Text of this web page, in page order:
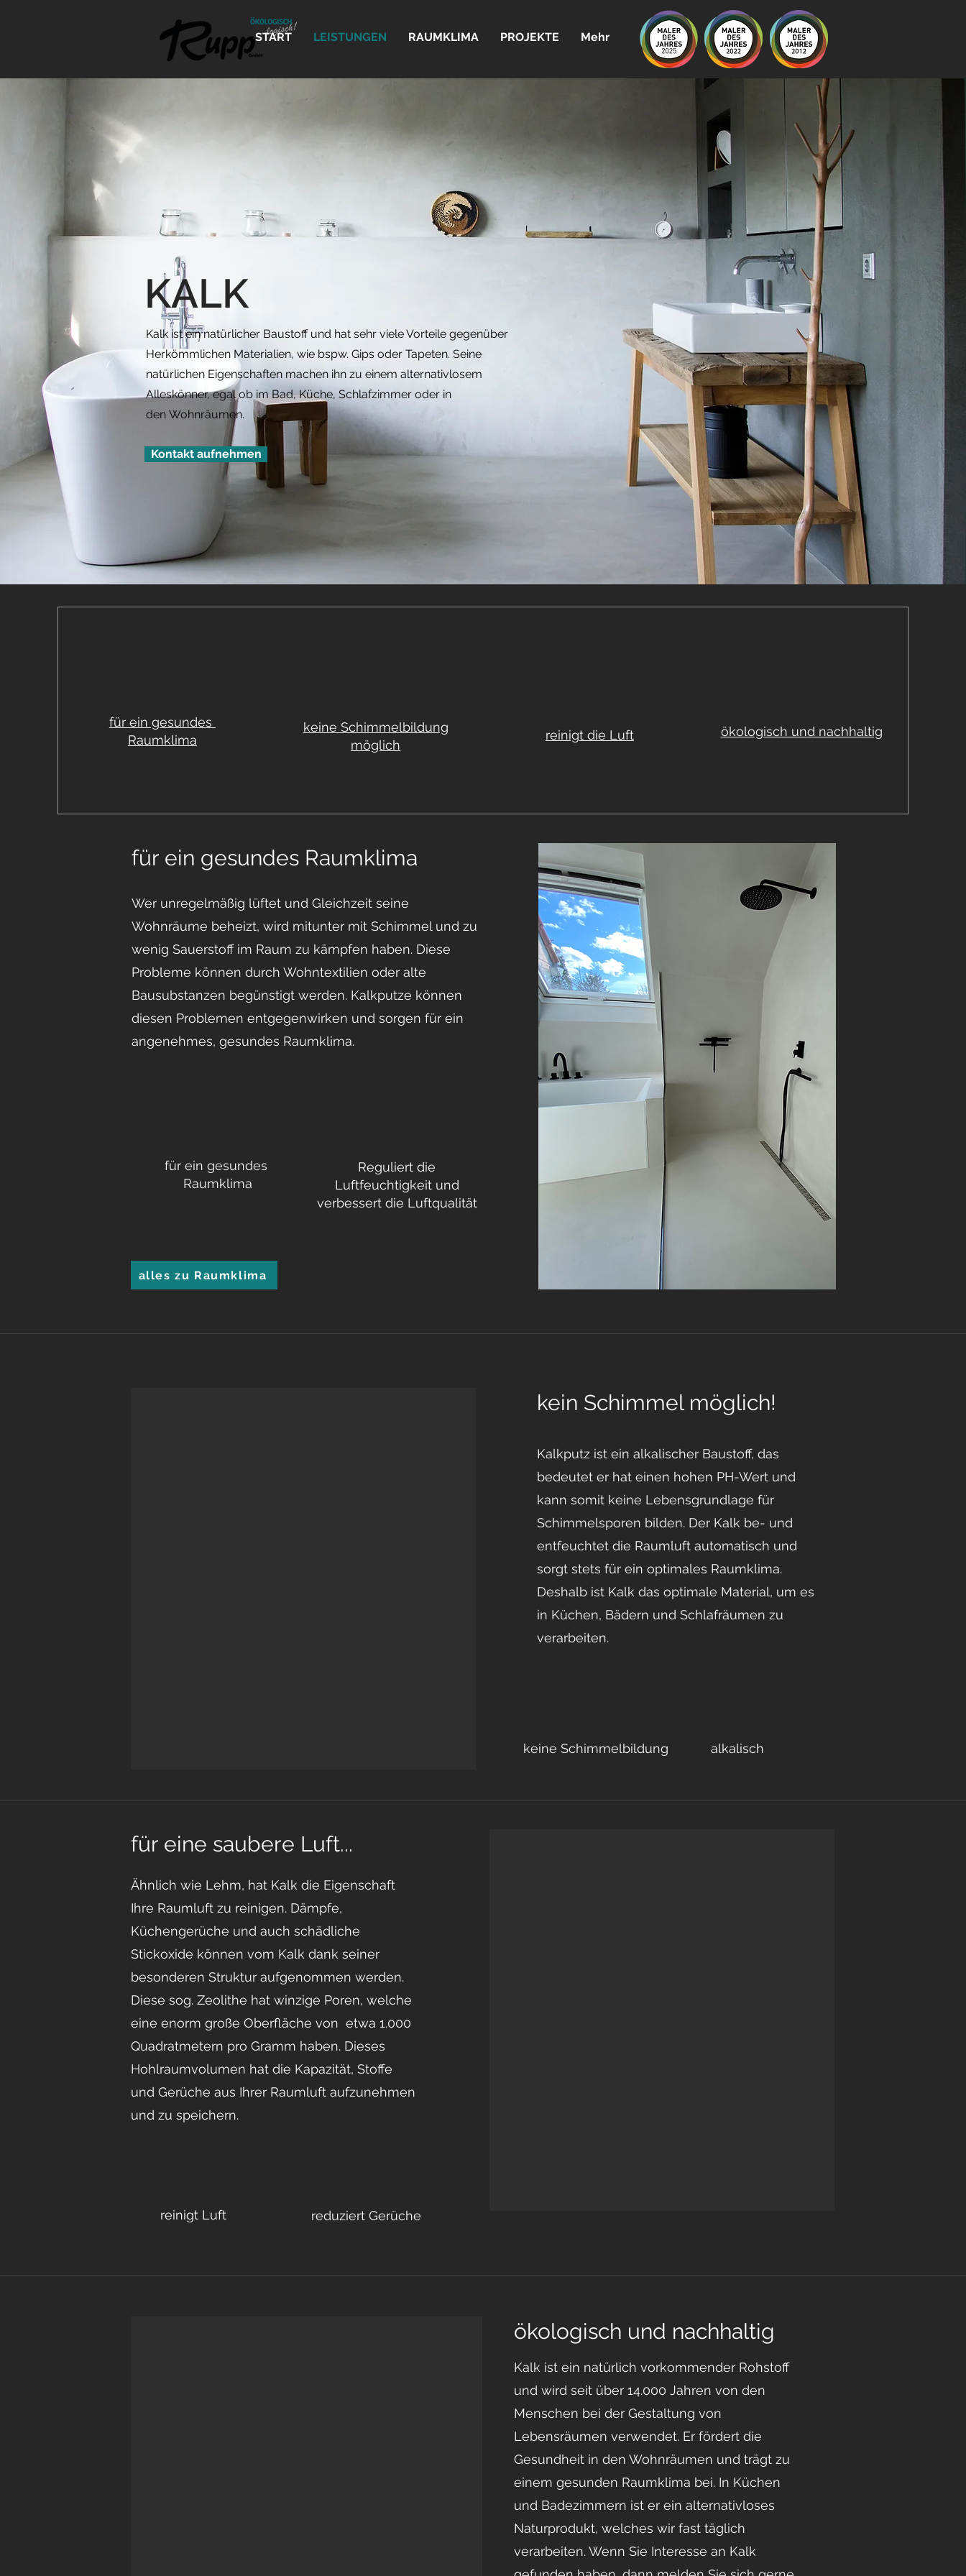
START LEISTUNGEN RAUMKLIMA PROJEKTE Mehr
KALK
Kalk ist ein natürlicher Baustoff und hat sehr viele Vorteile gegenüber
Herkömmlichen Materialien, wie bspw. Gips oder Tapeten. Seine
natürlichen Eigenschaften machen ihn zu einem alternativlosem
Alleskönner, egal ob im Bad, Küche, Schlafzimmer oder in
den Wohnräumen.
Kontakt aufnehmen
für ein gesundes
Raumklima
keine Schimmelbildung
möglich
reinigt die Luft ökologisch und nachhaltig
für ein gesundes Raumklima
Wer unregelmäßig lüftet und Gleichzeit seine
Wohnräume beheizt, wird mitunter mit Schimmel und zu
wenig Sauerstoff im Raum zu kämpfen haben. Diese
Probleme können durch Wohntextilien oder alte
Bausubstanzen begünstigt werden. Kalkputze können
diesen Problemen entgegenwirken und sorgen für ein
angenehmes, gesundes Raumklima.
für ein gesundes
Raumklima
Reguliert die
Luftfeuchtigkeit und
verbessert die Luftqualität
alles zu Raumklima
kein Schimmel möglich!
Kalkputz ist ein alkalischer Baustoff, das
bedeutet er hat einen hohen PH-Wert und
kann somit keine Lebensgrundlage für
Schimmelsporen bilden. Der Kalk be- und
entfeuchtet die Raumluft automatisch und
sorgt stets für ein optimales Raumklima.
Deshalb ist Kalk das optimale Material, um es
in Küchen, Bädern und Schlafräumen zu
verarbeiten.
alkalisch
keine Schimmelbildung
für eine saubere Luft...
Ähnlich wie Lehm, hat Kalk die Eigenschaft
Ihre Raumluft zu reinigen. Dämpfe,
Küchengerüche und auch schädliche
Stickoxide können vom Kalk dank seiner
besonderen Struktur aufgenommen werden.
Diese sog. Zeolithe hat winzige Poren, welche
eine enorm große Oberfläche von etwa 1.000
Quadratmetern pro Gramm haben. Dieses
Hohlraumvolumen hat die Kapazität, Stoffe
und Gerüche aus Ihrer Raumluft aufzunehmen
und zu speichern.
reinigt Luft reduziert Gerüche
ökologisch und nachhaltig
Kalk ist ein natürlich vorkommender Rohstoff
und wird seit über 14.000 Jahren von den
Menschen bei der Gestaltung von
Lebensräumen verwendet. Er fördert die
Gesundheit in den Wohnräumen und trägt zu
einem gesunden Raumklima bei. In Küchen
und Badezimmern ist er ein alternativloses
Naturprodukt, welches wir fast täglich
verarbeiten. Wenn Sie Interesse an Kalk